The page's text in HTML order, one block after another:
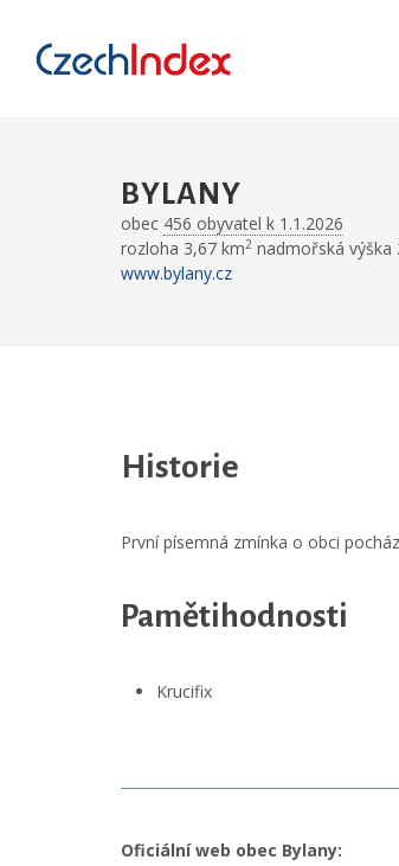
BYLANY
obec 456 obyvatel k 1.1.2026
rozloha 3,67 km2 nadmořská výška
www.bylany.cz
Historie
První písemná zmínka o obci
Pamětihodnosti
Krucifix
Oficiální web obec Bylany: